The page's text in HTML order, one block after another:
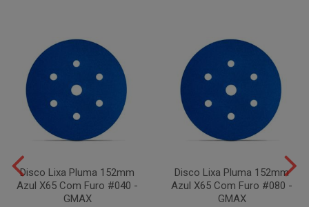
Disco Lixa Pluma 152mm
Azul X65 Com Furo #040 -
GMAX
Disco Lixa Pluma 152mm
Azul X65 Com Furo #080 -
GMAX